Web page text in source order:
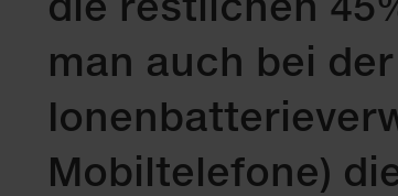
man auch bei
Mobiltelefone)